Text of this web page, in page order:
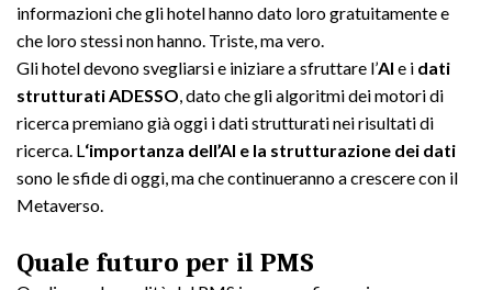
informazioni che gli hotel hanno dato loro gratuitamente e
che loro stessi non hanno. Triste, ma vero.
Gli hotel devono svegliarsi e iniziare a sfruttare l’AI e i dati
strutturati ADESSO, dato che gli algoritmi dei motori di
ricerca premiano già oggi i dati strutturati nei risultati di
ricerca. L‘importanza dell’AI e la strutturazione dei dati
sono le sfide di oggi, ma che continueranno a crescere con il
Metaverso.
Quale futuro per il PMS